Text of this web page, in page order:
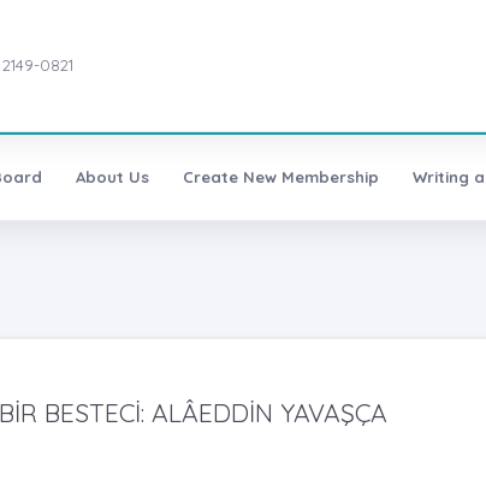
0821
About Us Create New Membership Writing
BESTECİ: ALÂEDDİN YAVAŞÇA